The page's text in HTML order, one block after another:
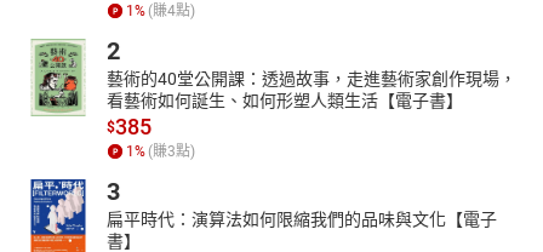
1 % (賺4點)
2
藝術的40堂公開課：透過故事，走進藝術家創作現場，
看藝術如何誕生、如何形塑人類生活【電子書】
$385
1 % (賺3點)
3
扁平時代：演算法如何限縮我們的品味與文化【電子
書】